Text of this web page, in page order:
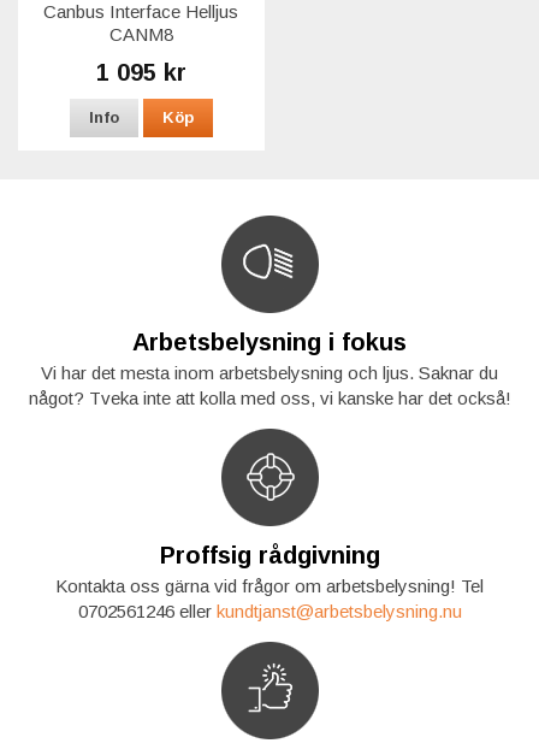
Canbus Interface Helljus
CANM8
1 095 kr
Info Köp
Arbetsbelysning i fokus
Vi har det mesta inom arbetsbelysning och ljus. Saknar du
något? Tveka inte att kolla med oss, vi kanske har det också!
Proffsig rådgivning
Kontakta oss gärna vid frågor om arbetsbelysning! Tel
0702561246 eller kundtjanst@arbetsbelysning.nu